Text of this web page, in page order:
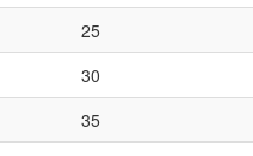
25
30
35